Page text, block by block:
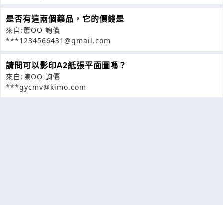
是否有這兩個藥品，它的價錢是
來自:蕭OO 詢價
***1234566431@gmail.com
請問可以影印A2紙張平面圖嗎？
來自:陳OO 詢價
***gycmv@kimo.com